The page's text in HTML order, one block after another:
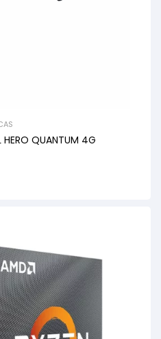
HERO QUANTUM 4G